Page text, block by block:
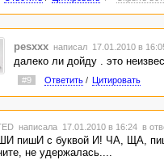
pesxxx написал 17.01.2010 в
далеко ли дойду . это
#9 Ответить/ Цитировать
написала 17.01.2010 в 16:24 в
пишИ с буквой И! ЧА, ЩА,
не удержалась....